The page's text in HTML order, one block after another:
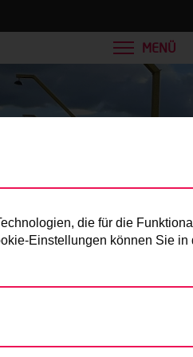
MENÜ
die für die
Einstellungen können Sie in